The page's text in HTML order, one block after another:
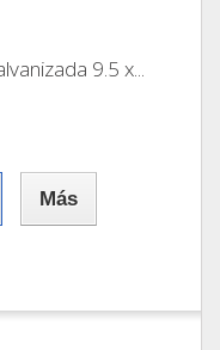
9.5 x...
Más